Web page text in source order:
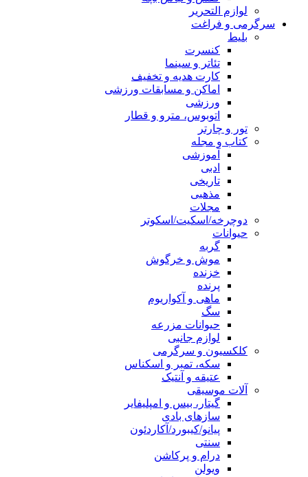
لوازم التحریر
سرگرمی و فراغت
بلیط
کنسرت
تئاتر و سینما
کارت هدیه و تخفیف
اماکن و مسابقات ورزشی
ورزشی
اتوبوس، مترو و قطار
تور و چارتر
کتاب و مجله
آموزشی
ادبی
تاریخی
مذهبی
مجلات
دوچرخه/اسکیت/اسکوتر
حیوانات
گربه
موش و خرگوش
خزنده
پرنده
ماهی و آکواریوم
سگ
حیوانات مزرعه
لوازم جانبی
کلکسیون و سرگرمی
سکه، تمبر و اسکناس
عتیقه و آنتیک
آلات موسیقی
گیتار، بیس و امپلیفایر
سازهای بادی
پیانو/کیبورد/آکاردئون
سنتی
درام و پرکاشن
ویولن